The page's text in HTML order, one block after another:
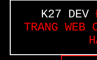
K27 DEV
TRANG WEB